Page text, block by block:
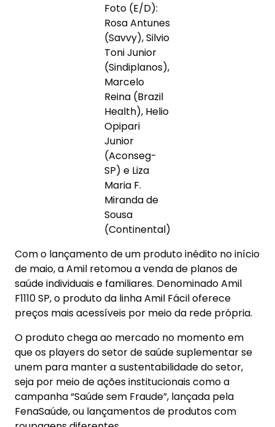
Foto (E/D):
Rosa Antunes
(Savvy), Silvio
Toni Junior
(Sindiplanos),
Marcelo
Reina (Brazil
Health), Helio
Opipari
Junior
(Aconseg-
SP) e Liza
Maria F.
Miranda de
Sousa
(Continental)
Com o lançamento de um produto inédito no início
de maio, a Amil retomou a venda de planos de
saúde individuais e familiares. Denominado Amil
F1110 SP, o produto da linha Amil Fácil oferece
preços mais acessíveis por meio da rede própria.
O produto chega ao mercado no momento em
que os players do setor de saúde suplementar se
unem para manter a sustentabilidade do setor,
seja por meio de ações institucionais como a
campanha “Saúde sem Fraude”, lançada pela
FenaSaúde, ou lançamentos de produtos com